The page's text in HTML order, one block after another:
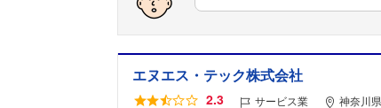
エヌエス・テック株式会社
2.3 サービス業 神奈川